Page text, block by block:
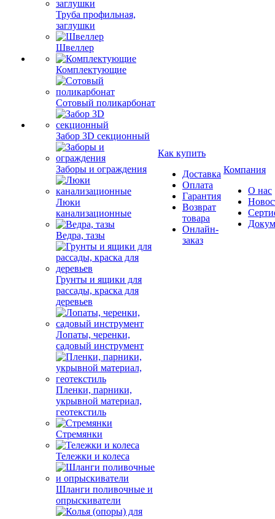
Труба профильная,
заглушки
Швеллер
Комплектующие
Сотовый поликарбонат
Забор 3D секционный
Заборы и ограждения
Люки
канализационные
Ведра, тазы
Грунты и ящики для
рассады, краска для
деревьев
Лопаты, черенки,
садовый инструмент
Пленки, парники,
укрывной материал,
геотекстиль
Стремянки
Тележки и колеса
Шланги поливочные и
опрыскиватели
Как купить
Доставка
Оплата
Гарантия
Возврат
товара
Онлайн-
заказ
Компания
О нас